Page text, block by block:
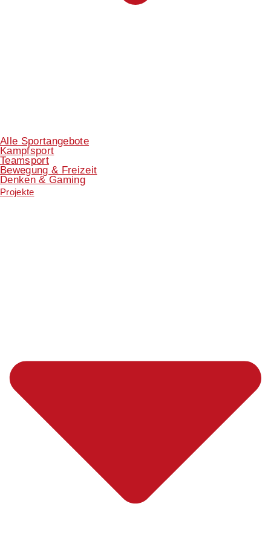
Alle Sportangebote
Kampfsport
Teamsport
Bewegung & Freizeit
Denken & Gaming
Projekte